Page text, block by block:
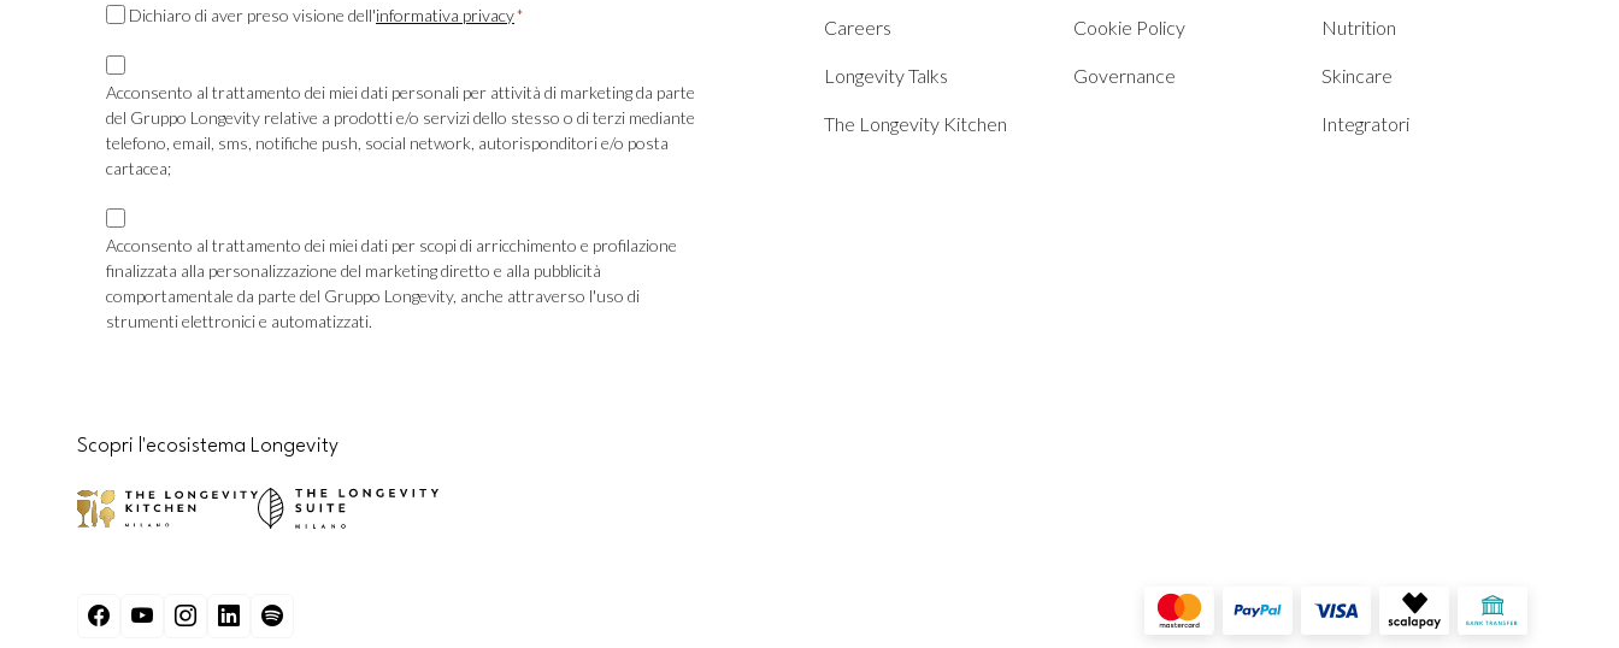
ConsensoDichiaro di aver preso visione dell'informativa privacy*
Consenso
Marketing
TLS
Acconsento al trattamento dei miei dati personali per attività di marketing da parte
del Gruppo Longevity relative a prodotti e/o servizi dello stesso o di terzi mediante
telefono, email, sms, notifiche push, social network, autorisponditori e/o posta
cartacea;
Consenso
Marketing
Profilazione
Acconsento al trattamento dei miei dati per scopi di arricchimento e profilazione
finalizzata alla personalizzazione del marketing diretto e alla pubblicità
comportamentale da parte del Gruppo Longevity, anche attraverso l'uso di
strumenti elettronici e automatizzati.
Careers
Longevity Talks
The Longevity Kitchen
Cookie Policy
Governance
Nutrition
Skincare
Integratori
Scopri l'ecosistema Longevity